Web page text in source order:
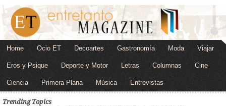
Home Ocio ET Decoartes Gastronomía Moda Viajar
Eros y Psique Deporte y Motor Letras Columnas Cine
Ciencia Primera Plana Música Entrevistas
Trending Topics